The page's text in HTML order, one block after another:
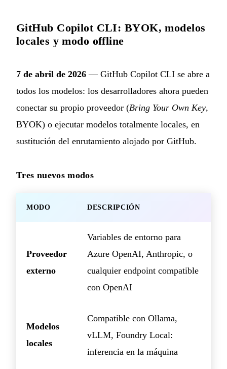
GitHub Copilot CLI: BYOK, modelos
locales y modo offline
7 de abril de 2026 — GitHub Copilot CLI se abre a
todos los modelos: los desarrolladores ahora pueden
conectar su propio proveedor (Bring Your Own Key,
BYOK) o ejecutar modelos totalmente locales, en
sustitución del enrutamiento alojado por GitHub.
Tres nuevos modos
MODO DESCRIPCIÓN
Proveedor
externo
Variables de entorno para
Azure OpenAI, Anthropic, o
cualquier endpoint compatible
con OpenAI
Modelos
locales
Compatible con Ollama,
vLLM, Foundry Local:
inferencia en la máquina